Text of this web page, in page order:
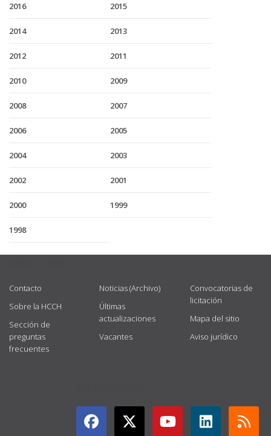
2016 2015
2014 2013
2012 2011
2010 2009
2008 2007
2006 2005
2004 2003
2002 2001
2000 1999
1998
Contacto
Sobre la HCCH
Sección de
preguntas
frecuentes
Noticias (Archivo)
Últimas
actualizaciones
Vacantes
Convocatorias de
licitación
Mapa del sitio
Aviso jurídico